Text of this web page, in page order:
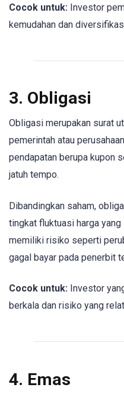
Cocok untuk: Investor
kemudahan dan
3. Obligasi
Obligasi merupakan surat
pemerintah atau
pendapatan berupa kupon
jatuh tempo.
Dibandingkan saham,
tingkat fluktuasi harga
memiliki risiko seperti
gagal bayar pada penerbit
Cocok untuk: Investor
berkala dan risiko yang
4. Emas